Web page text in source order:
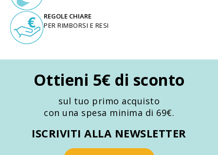
REGOLE CHIARE
PER RIMBORSI E RESI
Ottieni 5€ di sconto
sul tuo primo acquisto
con una spesa minima di 69€.
ISCRIVITI ALLA NEWSLETTER